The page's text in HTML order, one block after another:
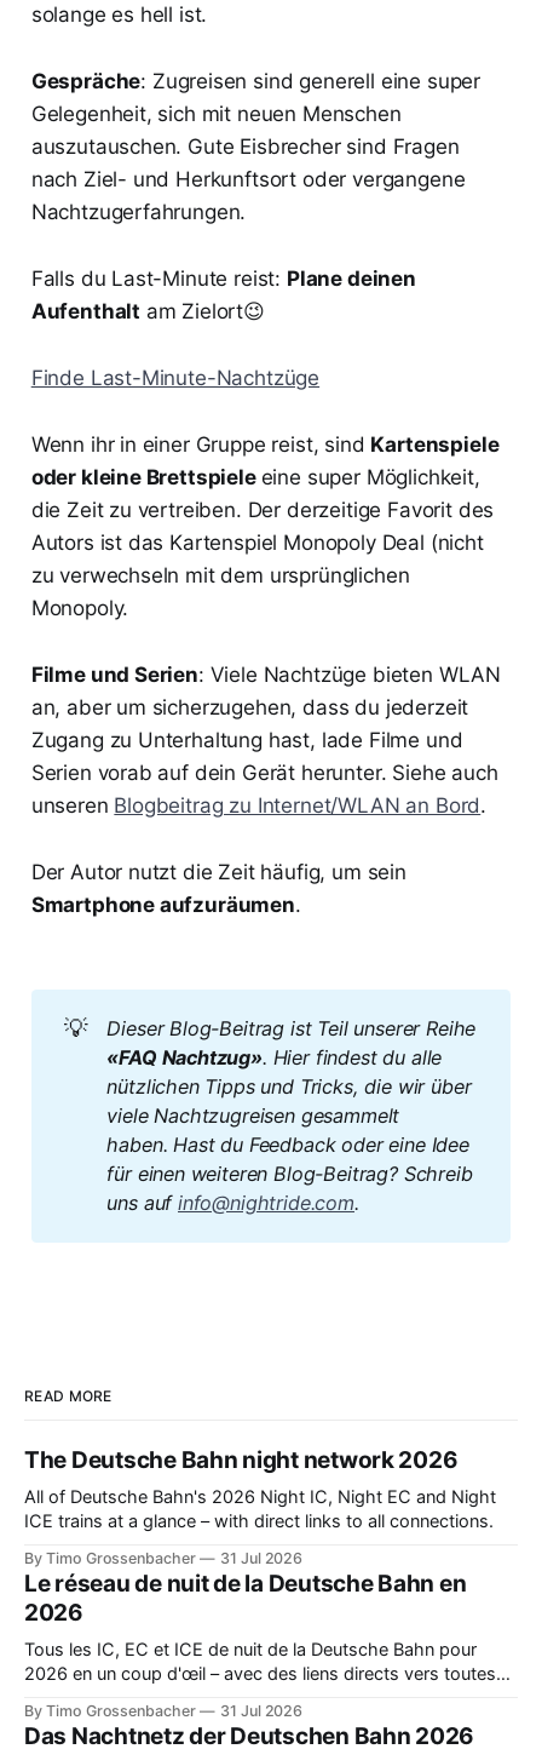
solange es hell ist.
Gespräche: Zugreisen sind generell eine super
Gelegenheit, sich mit neuen Menschen
auszutauschen. Gute Eisbrecher sind Fragen
nach Ziel- und Herkunftsort oder vergangene
Nachtzugerfahrungen.
Falls du Last-Minute reist: Plane deinen
Aufenthalt am Zielort😉
Finde Last-Minute-Nachtzüge
Wenn ihr in einer Gruppe reist, sind Kartenspiele
oder kleine Brettspiele eine super Möglichkeit,
die Zeit zu vertreiben. Der derzeitige Favorit des
Autors ist das Kartenspiel Monopoly Deal (nicht
zu verwechseln mit dem ursprünglichen
Monopoly.
Filme und Serien: Viele Nachtzüge bieten WLAN
an, aber um sicherzugehen, dass du jederzeit
Zugang zu Unterhaltung hast, lade Filme und
Serien vorab auf dein Gerät herunter. Siehe auch
unseren Blogbeitrag zu Internet/WLAN an Bord.
Der Autor nutzt die Zeit häufig, um sein
Smartphone aufzuräumen.
💡
«FAQ Nachtzug». Hier findest du alle
nützlichen Tipps und Tricks, die wir über
viele Nachtzugreisen gesammelt
haben. Hast du Feedback oder eine Idee
für einen weiteren Blog-Beitrag? Schreib
uns auf info@nightride.com.
READ MORE
The Deutsche Bahn night network 2026
All of Deutsche Bahn's 2026 Night IC, Night EC and Night
ICE trains at a glance – with direct links to all connections.
By Timo Grossenbacher 31 Jul 2026
Le réseau de nuit de la Deutsche Bahn en
2026
Tous les IC, EC et ICE de nuit de la Deutsche Bahn pour
2026 en un coup d'œil – avec des liens directs vers toutes
By Timo Grossenbacher 31 Jul 2026
Das Nachtnetz der Deutschen Bahn 2026